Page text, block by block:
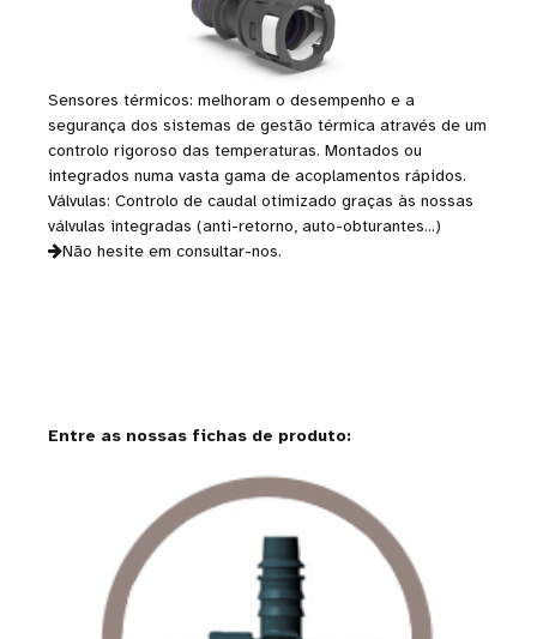
Sensores térmicos: melhoram o desempenho e a
segurança dos sistemas de gestão térmica através de um
controlo rigoroso das temperaturas. Montados ou
integrados numa vasta gama de acoplamentos rápidos.
Válvulas: Controlo de caudal otimizado graças às nossas
válvulas integradas (anti-retorno, auto-obturantes...)
Não hesite em consultar-nos.
Entre as nossas fichas de produto: